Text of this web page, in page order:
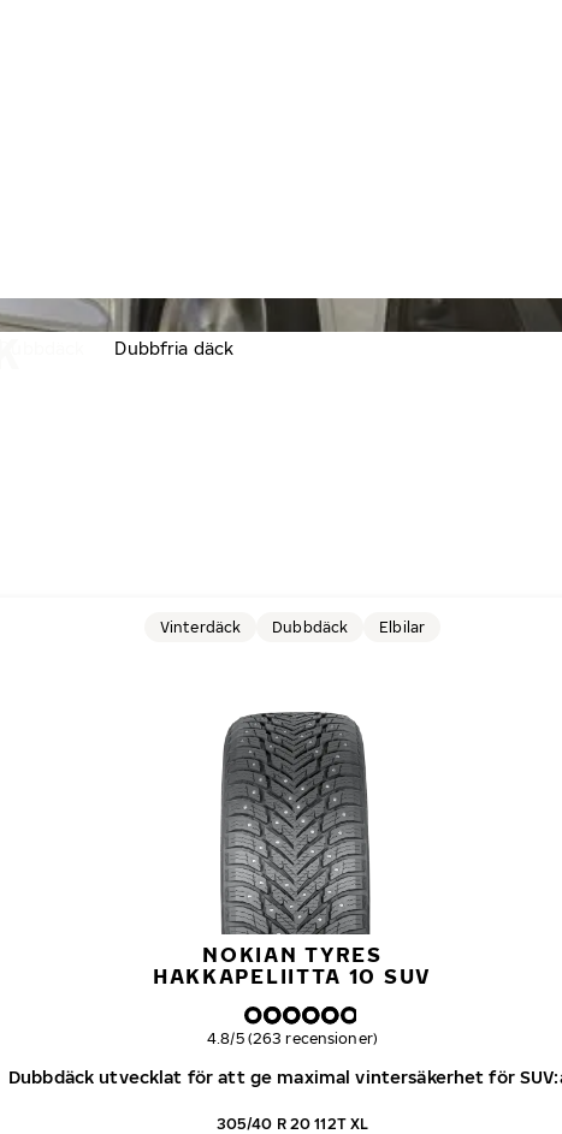
Dubbfria däck
NOKIAN TYRES
HAKKAPELIITTA 10 SUV
Dubbdäck utvecklat för att ge maximal vintersäkerhet för
Vinterdäck Dubbdäck Elbilar
Övergripande betyg
4.8/5 (263 recensioner)
305/40 R 20 112T XL